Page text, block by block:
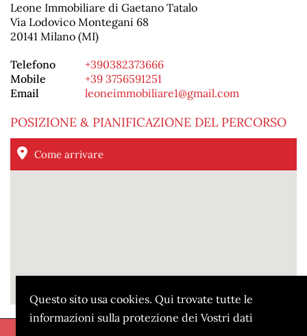
Leone Immobiliare di Gaetano Tatalo
Via Lodovico Montegani 68
20141 Milano (MI)
Telefono
+390382373666
Mobile
+39 3756591251
Email
leoneimmobiliare1@gmail.com
POSIZIONE & PIANIFICAZIONE DEL PERCORSO
Come arrivare
Questo sito usa cookies. Qui trovate tutte le
informazioni sulla protezione dei Vostri dati